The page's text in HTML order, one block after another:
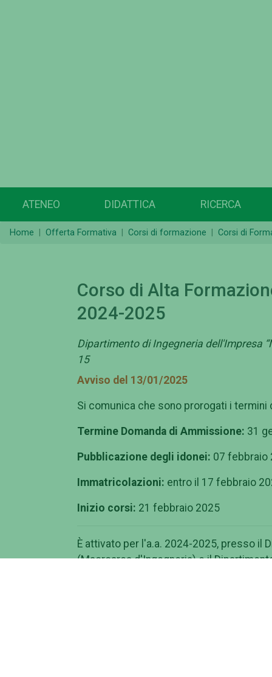
ATENEO DIDATTICA RICERCA
Home Offerta Formativa Corsi di formazione Corsi di
Corso di Alta
2024-2025
Dipartimento di Ingegneria dell'Impresa
15
Avviso del 13/01/2025
Si comunica che sono prorogati i
Termine Domanda di Ammissione: 31
Pubblicazione degli idonei: 07 febbraio
Immatricolazioni: entro il 17 febbraio
Inizio corsi: 21 febbraio 2025
È attivato per l'a.a. 2024-2025, presso il
(Macroarea d'Ingegneria) e il